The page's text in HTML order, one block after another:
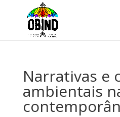
Narrativas e
ambientais